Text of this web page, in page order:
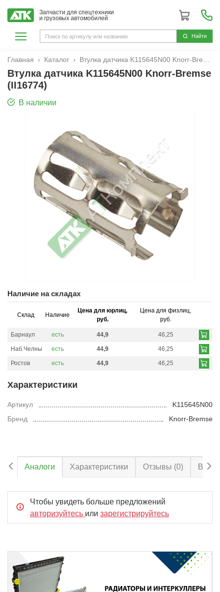
Запчасти для спецтехники
и грузовых автомобилей
Hайти
Главная Каталог Втулка датчика K115645N00 Knorr-Bremse (II16774)
Втулка датчика K115645N00 Knorr-Bremse
(II16774)
В наличии
Характеристики
Артикул
K115645N00
Бренд
Knorr-Bremse
Наличие на складах
Склад Наличие
Цена для юрлиц,
руб.
Цена для физлиц,
руб.
Барнаул есть 44,9 46,25
Наб.Челны есть 44,9 46,25
Ростов есть 44,9 46,25
Аналоги Характеристики Отзывы (0)
Чтобы увидеть больше предложений
авторизуйтесь или зарегистрируйтесь